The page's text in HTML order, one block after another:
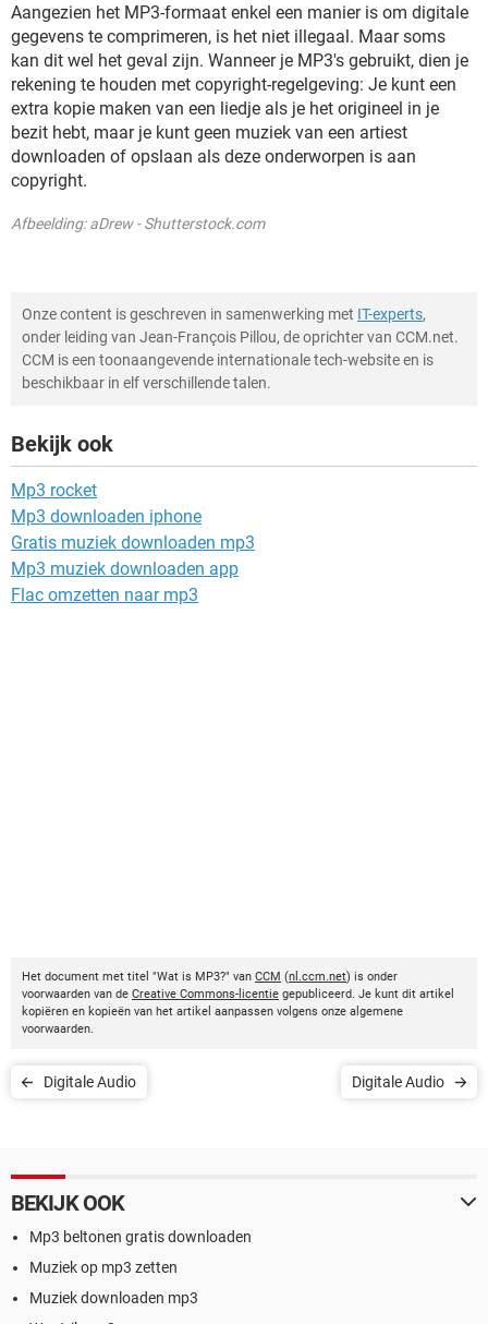
Aangezien het MP3-formaat enkel een manier is om digitale
gegevens te comprimeren, is het niet illegaal. Maar soms
kan dit wel het geval zijn. Wanneer je MP3's gebruikt, dien je
rekening te houden met copyright-regelgeving: Je kunt een
extra kopie maken van een liedje als je het origineel in je
bezit hebt, maar je kunt geen muziek van een artiest
downloaden of opslaan als deze onderworpen is aan
copyright.
Afbeelding: aDrew - Shutterstock.com
Onze content is geschreven in samenwerking met IT-experts,
onder leiding van Jean-François Pillou, de oprichter van CCM.net.
CCM is een toonaangevende internationale tech-website en is
beschikbaar in elf verschillende talen.
Bekijk ook
Mp3 rocket
Mp3 downloaden iphone
Gratis muziek downloaden mp3
Mp3 muziek downloaden app
Flac omzetten naar mp3
Het document met titel "Wat is MP3?" van CCM (nl.ccm.net) is onder
voorwaarden van de Creative Commons-licentie gepubliceerd. Je kunt dit artikel
kopiëren en kopieën van het artikel aanpassen volgens onze algemene
voorwaarden.
Digitale Audio Digitale Audio
BEKIJK OOK
Mp3 beltonen gratis downloaden
Muziek op mp3 zetten
Muziek downloaden mp3